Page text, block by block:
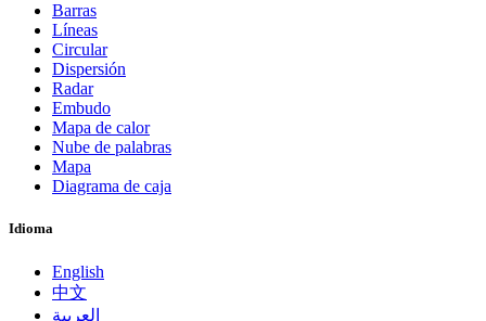
Barras
Líneas
Circular
Dispersión
Radar
Embudo
Mapa de calor
Nube de palabras
Mapa
Diagrama de caja
Idioma
English
中文
العربية